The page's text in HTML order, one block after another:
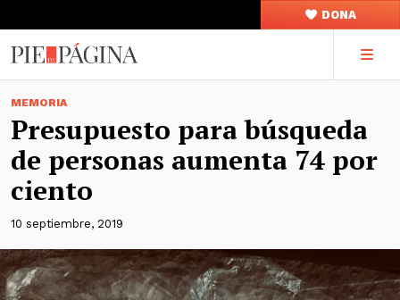
DONA
MEMORIA
Presupuesto para búsqueda
de personas aumenta 74 por
ciento
10 septiembre, 2019